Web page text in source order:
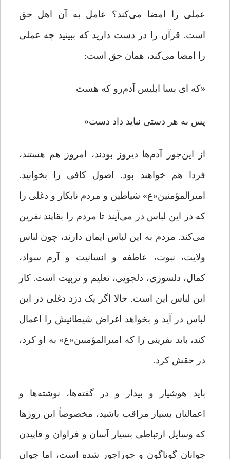
عملی را امضا می‌کند؟ عامل به آن اهل حق
است. قرآن را در دست دارید که ببینید چه عملی
را امضا می‌کند، همان حق است:
«که ای بسا ابلیس آدم‌رو که هست
پس به هر دستی نباید داد دست‌«
از این‌جور آدم‌ها دیروز بودند، امروز هم هستند،
فردا هم خواهند بود. اصول کافی را بخوانید.
امیرالمؤمنین«ع» شیاطین و مردم نابکار و دغلی را
که در این لباس در می‌آیند تا مردم را بقاپند نفرین
می‌کند. مردم به این لباس ایمان دارند، چون لباس
ولایت، نبوت، عاطفه و انسانیت و آرم سواد،
کمال، دلسوزی، دلجویی، تعلیم و تربیت است. کار
این لباس این است. حالا اگر یک دزد دغلی در این
لباس در آید و بخواهد اغراض شیطانیش را اعمال
کند، باید نفرینی را که امیرالمؤمنین«ع» به او کرد،
در حقش کرد.
باید هوشیار و بیدار و در گفته‌ها، نوشته‌ها و
اعمالتان بسیار مراقب باشید، مخصوصاً این روزها
که وسایل ارتباطی بسیار آسان و فراوان و قاپیدن
جوانان گوناگون و جوراجور شده است، اما جوان